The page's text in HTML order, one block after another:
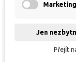
Jen
Přejít